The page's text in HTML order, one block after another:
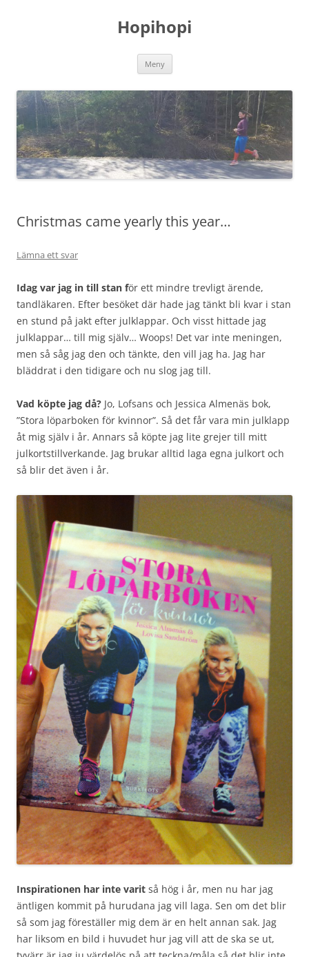
Hopihopi
Meny
Christmas came yearly this year…
Lämna ett svar
Idag var jag in till stan för ett mindre trevligt ärende,
tandläkaren. Efter besöket där hade jag tänkt bli kvar i stan
en stund på jakt efter julklappar. Och visst hittade jag
julklappar… till mig själv… Woops! Det var inte meningen,
men så såg jag den och tänkte, den vill jag ha. Jag har
bläddrat i den tidigare och nu slog jag till.
Vad köpte jag då? Jo, Lofsans och Jessica Almenäs bok,
”Stora löparboken för kvinnor”. Så det får vara min julklapp
åt mig själv i år. Annars så köpte jag lite grejer till mitt
julkortstillverkande. Jag brukar alltid laga egna julkort och
så blir det även i år.
Inspirationen har inte varit så hög i år, men nu har jag
äntligen kommit på hurudana jag vill laga. Sen om det blir
så som jag föreställer mig dem är en helt annan sak. Jag
har liksom en bild i huvudet hur jag vill att de ska se ut,